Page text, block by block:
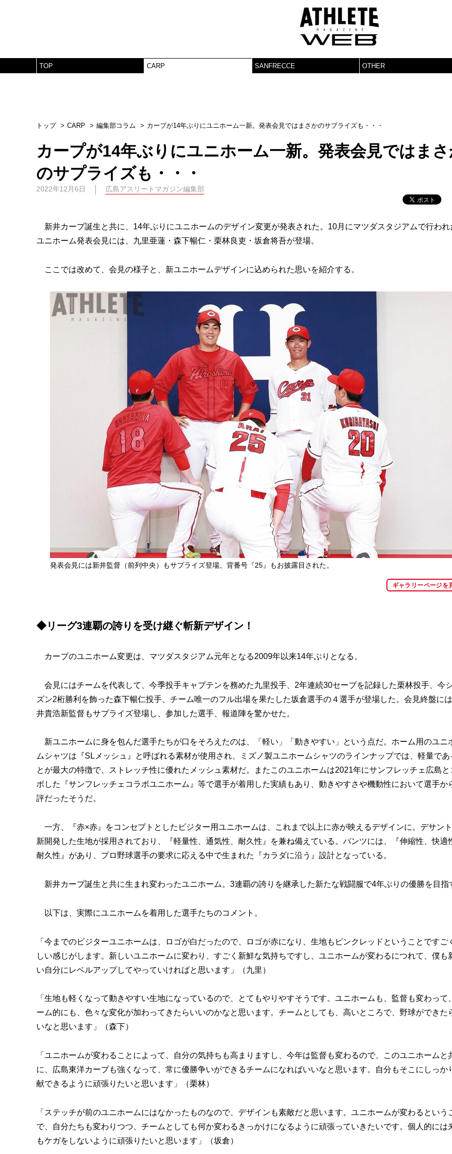
TOP CARP SANFRECCE OTHER
トップ CARP 編集部コラム カープが14年ぶりにユニホーム一新。発表会見ではまさかのサプライズも・・・
カープが14年ぶりにユニホーム一新。発表会見ではま
のサプライズも・・・
2022年12月6日 広島アスリートマガジン編集部
新井カープ誕生と共に、14年ぶりにユニホームのデザイン変更が発表された。10月にマツダスタジアムで行われ
ユニホーム発表会見には、九里亜蓮・森下暢仁・栗林良吏・坂倉将吾が登場。
ここでは改めて、会見の様子と、新ユニホームデザインに込められた思いを紹介する。
発表会見には新井監督（前列中央）もサプライズ登場。背番号『25』もお披露目された。
ギャラリーページを
◆リーグ3連覇の誇りを受け継ぐ斬新デザイン！
カープのユニホーム変更は、マツダスタジアム元年となる2009年以来14年ぶりとなる。
会見にはチームを代表して、今季投手キャプテンを務めた九里投手、2年連続30セーブを記録した栗林投手、今
ズン2桁勝利を飾った森下暢仁投手、チーム唯一のフル出場を果たした坂倉選手の４選手が登場した。会見終盤に
井貴浩新監督もサプライズ登場し、参加した選手、報道陣を驚かせた。
新ユニホームに身を包んだ選手たちが口をそろえたのは、「軽い」「動きやすい」という点だ。ホーム用のユニ
ムシャツは『SLメッシュ』と呼ばれる素材が使用され、ミズノ製ユニホームシャツのラインナップでは、軽量であ
とが最大の特徴で、ストレッチ性に優れたメッシュ素材だ。またこのユニホームは2021年にサンフレッチェ広島と
ボした『サンフレッチェコラボユニホーム』等で選手が着用した実績もあり、動きやすさや機動性において選手か
評だったそうだ。
一方、『赤×赤』をコンセプトとしたビジター用ユニホームは、これまで以上に赤が映えるデザインに。デサン
新開発した生地が採用されており、『軽量性、通気性、耐久性』を兼ね備えている。パンツには、『伸縮性、快適
耐久性』があり、プロ野球選手の要求に応える中で生まれた『カラダに沿う』設計となっている。
新井カープ誕生と共に生まれ変わったユニホーム。3連覇の誇りを継承した新たな戦闘服で4年ぶりの優勝を目指
以下は、実際にユニホームを着用した選手たちのコメント。
「今までのビジターユニホームは、ロゴが白だったので、ロゴが赤になり、生地もピンクレッドということですご
しい感じがします。新しいユニホームに変わり、すごく新鮮な気持ちですし、ユニホームが変わるにつれて、僕も
い自分にレベルアップしてやっていければと思います」（九里）
「生地も軽くなって動きやすい生地になっているので、とてもやりやすそうです。ユニホームも、監督も変わって
ーム的にも、色々な変化が加わってきたらいいのかなと思います。チームとしても、高いところで、野球ができた
いなと思います」（森下）
「ユニホームが変わることによって、自分の気持ちも高まりますし、今年は監督も変わるので、このユニホームと
に、広島東洋カープも強くなって、常に優勝争いができるチームになればいいなと思います。自分もそこにしっか
献できるように頑張りたいと思います」（栗林）
「ステッチが前のユニホームにはなかったものなので、デザインも素敵だと思います。ユニホームが変わるという
で、自分たちも変わりつつ、チームとしても何か変わるきっかけになるように頑張っていきたいです。個人的には
もケガをしないように頑張りたいと思います」（坂倉）